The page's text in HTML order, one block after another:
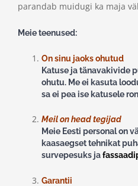
parandab muidugi ka maja
Meie teenused:
On sinu jaoks ohutud
Katuse ja tänavakivide
ohutu. Me ei kasuta
sa ei pea ise katusele
Meil on head tegijad
Meie Eesti personal on
kaasaegset tehnikat
survepesuks ja
Garantii